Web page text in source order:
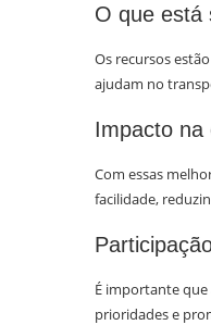
O que está
Os recursos
ajudam no
Impacto na
Com essas
facilidade,
É importante
prioridades e